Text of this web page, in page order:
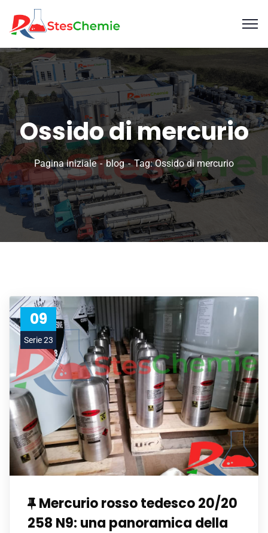
Ossido di mercurio
Pagina iniziale blog Tag: Ossido di mercurio
09
Serie 23
Mercurio rosso tedesco 20/20
258 N9: una panoramica della